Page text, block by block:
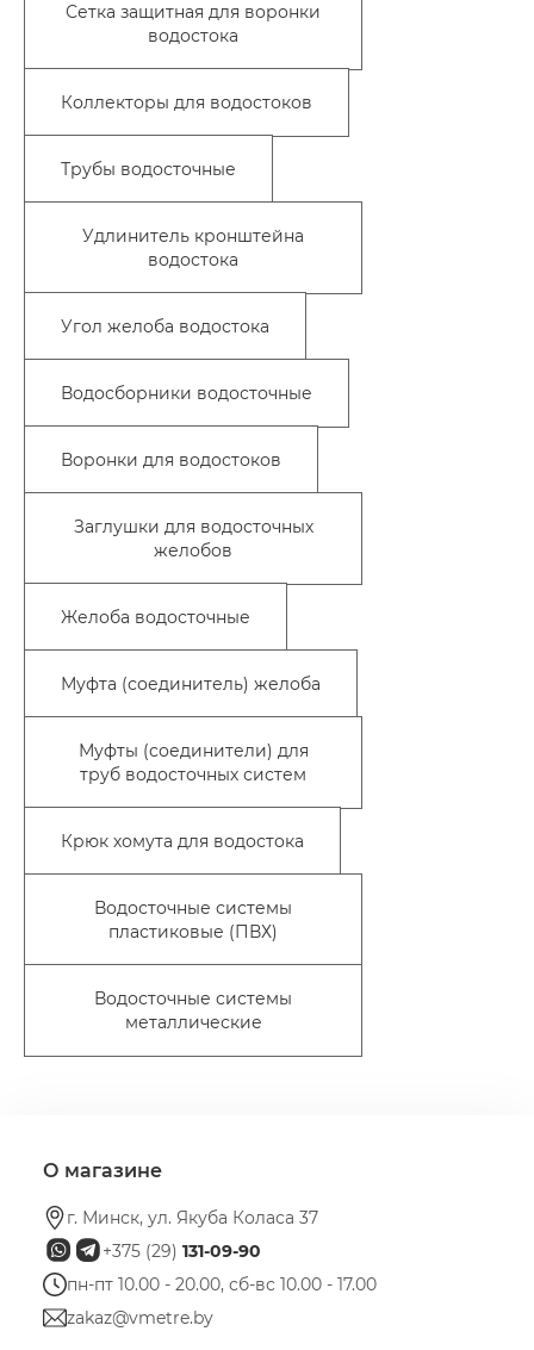
Сетка защитная для воронки
водостока
Коллекторы для водостоков
Трубы водосточные
Удлинитель кронштейна
водостока
Угол желоба водостока
Водосборники водосточные
Воронки для водостоков
Заглушки для водосточных
желобов
Желоба водосточные
Муфта (соединитель) желоба
Муфты (соединители) для
труб водосточных систем
Крюк хомута для водостока
Водосточные системы
пластиковые (ПВХ)
Водосточные системы
металлические
О магазине
г. Минск, ул. Якуба Коласа 37
+375 (29)131-09-90
пн-пт 10.00 - 20.00, сб-вс 10.00 - 17.00
zakaz@vmetre.by